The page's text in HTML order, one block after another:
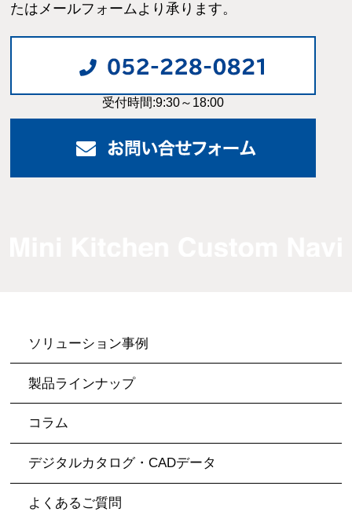
たはメールフォームより承ります。
受付時間:9:30～18:00
ソリューション事例
製品ラインナップ
コラム
デジタルカタログ・CADデータ
よくあるご質問